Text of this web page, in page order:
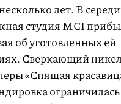
лет. В
студия MCI
об уготовленных ей
Сверкающий
«Спящая